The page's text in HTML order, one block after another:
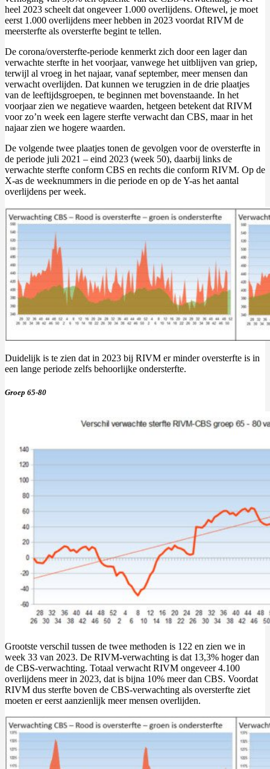
heel 2023 scheelt dat ongeveer 1.000 overlijdens. Oftewel, je moet
eerst 1.000 overlijdens meer hebben in 2023 voordat RIVM de
meersterfte als oversterfte begint te tellen.
De corona/oversterfte-periode kenmerkt zich door een lager dan
verwachte sterfte in het voorjaar, vanwege het uitblijven van griep,
terwijl al vroeg in het najaar, vanaf september, meer mensen dan
verwacht overlijden. Dat kunnen we terugzien in de drie plaatjes
van de leeftijdsgroepen, te beginnen met bovenstaande. In het
voorjaar zien we negatieve waarden, hetgeen betekent dat RIVM
voor zo’n week een lagere sterfte verwacht dan CBS, maar in het
najaar zien we hogere waarden.
De volgende twee plaatjes tonen de gevolgen voor de oversterfte in
de periode juli 2021 – eind 2023 (week 50), daarbij links de
verwachte sterfte conform CBS en rechts die conform RIVM. Op de
X-as de weeknummers in die periode en op de Y-as het aantal
overlijdens per week.
Duidelijk is te zien dat in 2023 bij RIVM er minder oversterfte is in
een lange periode zelfs behoorlijke ondersterfte.
Groep 65-80
Grootste verschil tussen de twee methoden is 122 en zien we in
week 33 van 2023. De RIVM-verwachting is dat 13,3% hoger dan
de CBS-verwachting. Totaal verwacht RIVM ongeveer 4.100
overlijdens meer in 2023, dat is bijna 10% meer dan CBS. Voordat
RIVM dus sterfte boven de CBS-verwachting als oversterfte ziet
moeten er eerst aanzienlijk meer mensen overlijden.